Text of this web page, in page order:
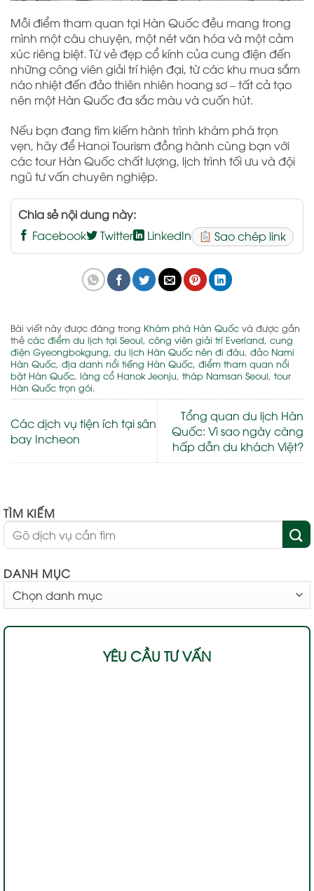
Mỗi điểm tham quan tại Hàn Quốc đều mang trong
mình một câu chuyện, một nét văn hóa và một cảm
xúc riêng biệt. Từ vẻ đẹp cổ kính của cung điện đến
những công viên giải trí hiện đại, từ các khu mua sắm
náo nhiệt đến đảo thiên nhiên hoang sơ – tất cả tạo
nên một Hàn Quốc đa sắc màu và cuốn hút.
Nếu bạn đang tìm kiếm hành trình khám phá trọn
vẹn, hãy để Hanoi Tourism đồng hành cùng bạn với
các tour Hàn Quốc chất lượng, lịch trình tối ưu và đội
ngũ tư vấn chuyên nghiệp.
Chia sẻ nội dung này:
Facebook
Twitter LinkedIn Sao chép link
Bài viết này được đăng trong Khám phá Hàn Quốc và được gắn
thẻ các điểm du lịch tại Seoul công viên giải trí Everland cung
điện Gyeongbokgung du lịch Hàn Quốc nên đi đâu đảo Nami
Hàn Quốc địa danh nổi tiếng Hàn Quốc điểm tham quan nổi
bật Hàn Quốc làng cổ Hanok Jeonju tháp Namsan Seoul tour
Hàn Quốc trọn gói
Các dịch vụ tiện ích tại sân
bay Incheon
Tổng quan du lịch Hàn
Quốc: Vì sao ngày càng
hấp dẫn du khách Việt?
TÌM KIẾM
DANH MỤC
MỤC
YÊU CẦU TƯ VẤN